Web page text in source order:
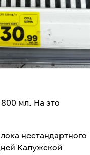
800 мл. На это
нестандартного
Калужской